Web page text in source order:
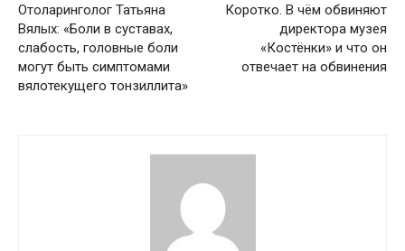
Отоларинголог Татьяна
Вялых: «Боли в суставах,
слабость, головные боли
могут быть симптомами
вялотекущего тонзиллита»
Коротко. В чём обвиняют
директора музея
«Костёнки» и что он
отвечает на обвинения